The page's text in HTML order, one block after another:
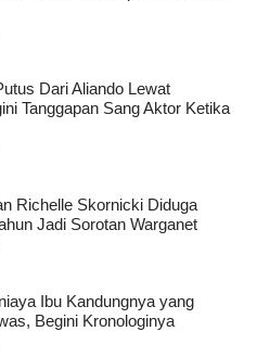
Dari Aliando Lewat
Tanggapan Sang Aktor Ketika
Richelle Skornicki Diduga
Jadi Sorotan Warganet
Ibu Kandungnya yang
Begini Kronologinya